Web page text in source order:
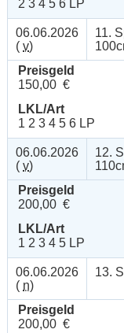
2 3 4 5 6 LP
06.06.2026
( v)
11.
Preisgeld
150,00 €
LKL/Art
1 2 3 4 5 6 LP
06.06.2026
( v)
12.
Preisgeld
200,00 €
LKL/Art
1 2 3 4 5 LP
06.06.2026
( n)
13.
Preisgeld
200,00 €